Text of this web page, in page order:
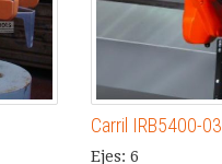
Carril IRB5400-03
Ejes: 6